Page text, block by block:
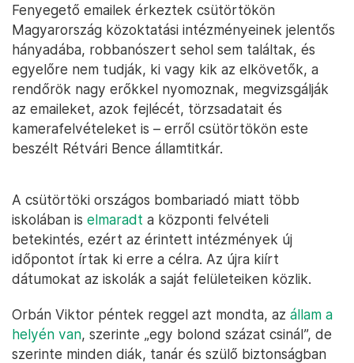
Fenyegető emailek érkeztek csütörtökön
Magyarország közoktatási intézményeinek jelentős
hányadába, robbanószert sehol sem találtak, és
egyelőre nem tudják, ki vagy kik az elkövetők, a
rendőrök nagy erőkkel nyomoznak, megvizsgálják
az emaileket, azok fejlécét, törzsadatait és
kamerafelvételeket is – erről csütörtökön este
beszélt Rétvári Bence államtitkár.
A csütörtöki országos bombariadó miatt több
iskolában is elmaradt a központi felvételi
betekintés, ezért az érintett intézmények új
időpontot írtak ki erre a célra. Az újra kiírt
dátumokat az iskolák a saját felületeiken közlik.
Orbán Viktor péntek reggel azt mondta, az állam a
helyén van, szerinte „egy bolond százat csinál”, de
szerinte minden diák, tanár és szülő biztonságban